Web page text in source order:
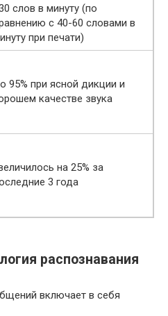
слов в минуту (по
с 40-60 словами в
при печати)
95% при ясной дикции и
качестве звука
на 25% за
3 года
распознавания
включает в себя